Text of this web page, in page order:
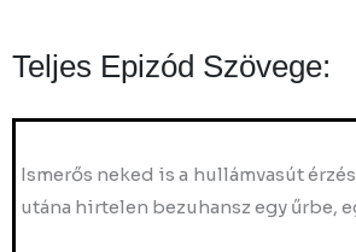
Teljes Epizód Szövege:
Ismerős neked is a hullámvasút
utána hirtelen bezuhansz egy űrbe,